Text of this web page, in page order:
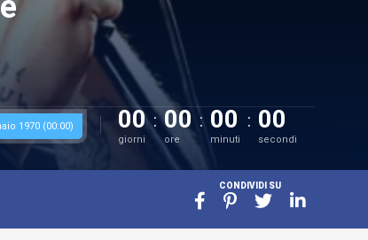
00
giorni
00
ore
00
minuti
00
secondi
1970 (00:00)
CONDIVIDI SU